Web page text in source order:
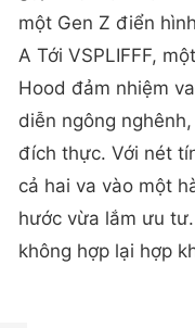
một Gen Z điển
A Tới VSPLIFFF,
Hood đảm nhiệm
diễn ngông
đích thực. Với nét
cả hai va vào một
hước vừa lắm ưu
không hợp lại hợp